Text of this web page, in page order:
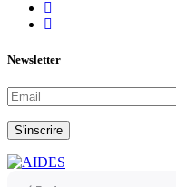
Newsletter
S'inscrire